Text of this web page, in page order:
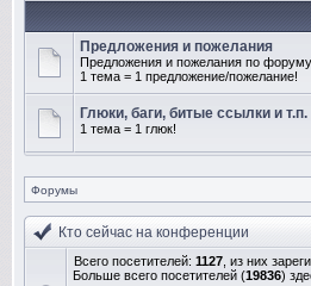
Предложения и пожелания
Предложения и пожелания по
1 тема = 1 предложение/пожелание!
Глюки, баги, битые ссылки и т.п.
1 тема = 1 глюк!
Форумы
Кто сейчас на конференции
Всего посетителей: 1127 , из них
Больше всего посетителей (19836)